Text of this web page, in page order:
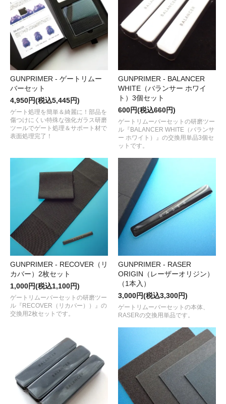
GUNPRIMER - ゲートリムー
バーセット
4,950円(税込5,445円)
ゲート処理を簡単＆綺麗に！部品を
傷つけにくい特殊な強化ガラス研磨
ツールでゲート処理＆サポート材で
表面処理完了！
GUNPRIMER - BALANCER
WHITE（バランサー ホワイ
ト）3個セット
600円(税込660円)
ゲートリムーバーセットの研磨ツー
ル『BALANCER WHITE（バランサ
ー ホワイト）』の交換用単品3個セ
ットです。
GUNPRIMER - RECOVER（リ
カバー）2枚セット
1,000円(税込1,100円)
ゲートリムーバーセットの研磨ツー
ル『RECOVER（リカバー））』の
交換用2枚セットです。
GUNPRIMER - RASER
ORIGIN（レーザーオリジン）
（1本入）
3,000円(税込3,300円)
ゲートリムーバーセットの本体、
RASERの交換用単品です。